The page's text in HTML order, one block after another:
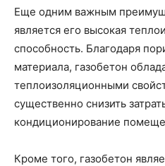
Еще одним важным
является его высокая
способность. Благодаря
материала, газобетон
теплоизоляционными
существенно снизить
кондиционирование
Кроме того, газобетон